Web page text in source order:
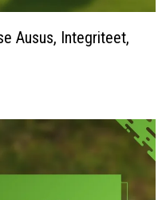
Ausus, Integriteet,